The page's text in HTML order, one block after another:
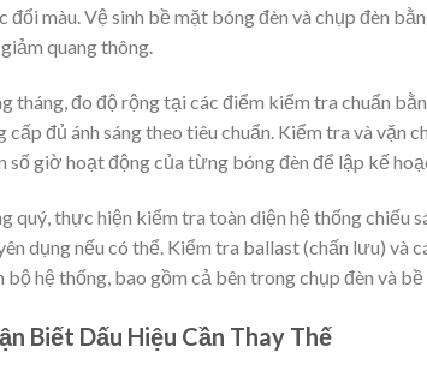
đổi màu. Vệ sinh bề mặt bóng đèn và chụp đèn
quang thông.
tháng, đo độ rộng tại các điểm kiểm tra chuẩn
cấp đủ ánh sáng theo tiêu chuẩn. Kiểm tra và vặn
số giờ hoạt động của từng bóng đèn để lập kế
quý, thực hiện kiểm tra toàn diện hệ thống chiếu
dụng nếu có thể. Kiểm tra ballast (chấn lưu) và
bộ hệ thống, bao gồm cả bên trong chụp đèn và
Biết Dấu Hiệu Cần Thay Thế